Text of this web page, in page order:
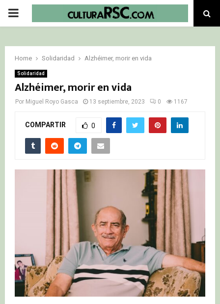
PRIMARY
Home Solidaridad Alzhéimer, morir en vida
Solidaridad
Alzhéimer, morir en vida
Por Miguel Royo Gasca 13 septiembre, 2023 0 1167
COMPARTIR 0